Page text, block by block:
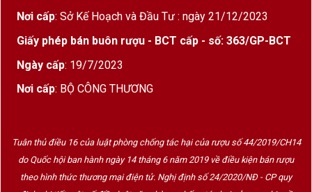
Hương Vị & Phong Cách
Màu sắc: Vàng hổ phách sậm, ánh mật ong cổ
điển
hoa khô
Vị rượu: Ngọt đậm vừa phải, acid sắc nét, cân
Nơi cấp: Sở Kế Hoạch và Đầu Tư : ngày 21/12/2023
Giấy phép bán buôn rượu - BCT cấp - số: 363/GP-BCT
Ngày cấp: 19/7/2023
Nơi cấp: BỘ CÔNG THƯƠNG
Tuân thủ điều 16 của luật phòng chống tác hại của rượu số 44/2019/CH14
do Quốc hội ban hành ngày 14 tháng 6 năm 2019 về điều kiện bán rượu
theo hình thức thương mại điện tử. Nghị định số 24/2020/NĐ - CP quy